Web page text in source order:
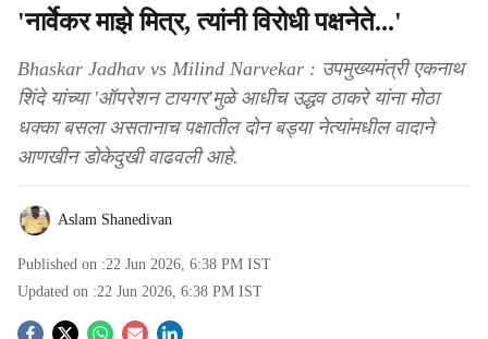
'नार्वेकर माझे मित्र, त्यांनी विरोधी पक्षनेते...'
Bhaskar Jadhav vs Milind Narvekar : उपमुख्यमंत्री एकनाथ
शिंदे यांच्या 'ऑपरेशन टायगर'मुळे आधीच उद्धव ठाकरे यांना मोठा
धक्का बसला असतानाच पक्षातील दोन बड्या नेत्यांमधील वादाने
आणखीन डोकेदुखी वाढवली आहे.
Aslam Shanedivan
Published on :22 Jun 2026, 6:38 PM IST
Updated on :22 Jun 2026, 6:38 PM IST